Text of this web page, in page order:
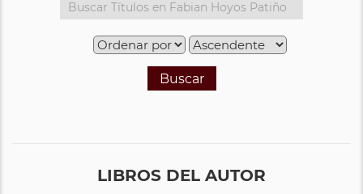
Buscar
LIBROS DEL AUTOR